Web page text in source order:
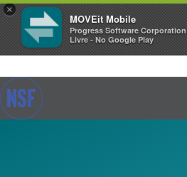
×
MOVEit Mobile
Progress Software Corporation
Livre - No Google Play